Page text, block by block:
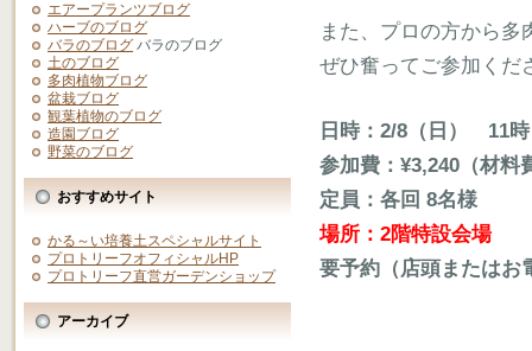
エアープランツブログ
ハーブのブログ
バラのブログ バラのブログ
土のブログ
多肉植物ブログ
盆栽ブログ
観葉植物のブログ
造園ブログ
野菜のブログ
おすすめサイト
かる～い培養土スペシャルサイト
プロトリーフオフィシャルHP
プロトリーフ直営ガーデンショップ
アーカイブ
また、プロの方から
ぜひ奮ってご参加くだ
日時：2/8（日） 11
参加費：¥3,240（材料
定員：各回 8名様
場所：2階特設会場
要予約（店頭またはお